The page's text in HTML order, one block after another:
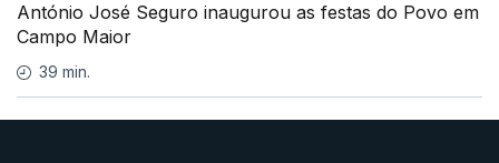
António José Seguro inaugurou as festas do Povo em
Campo Maior
39 min.